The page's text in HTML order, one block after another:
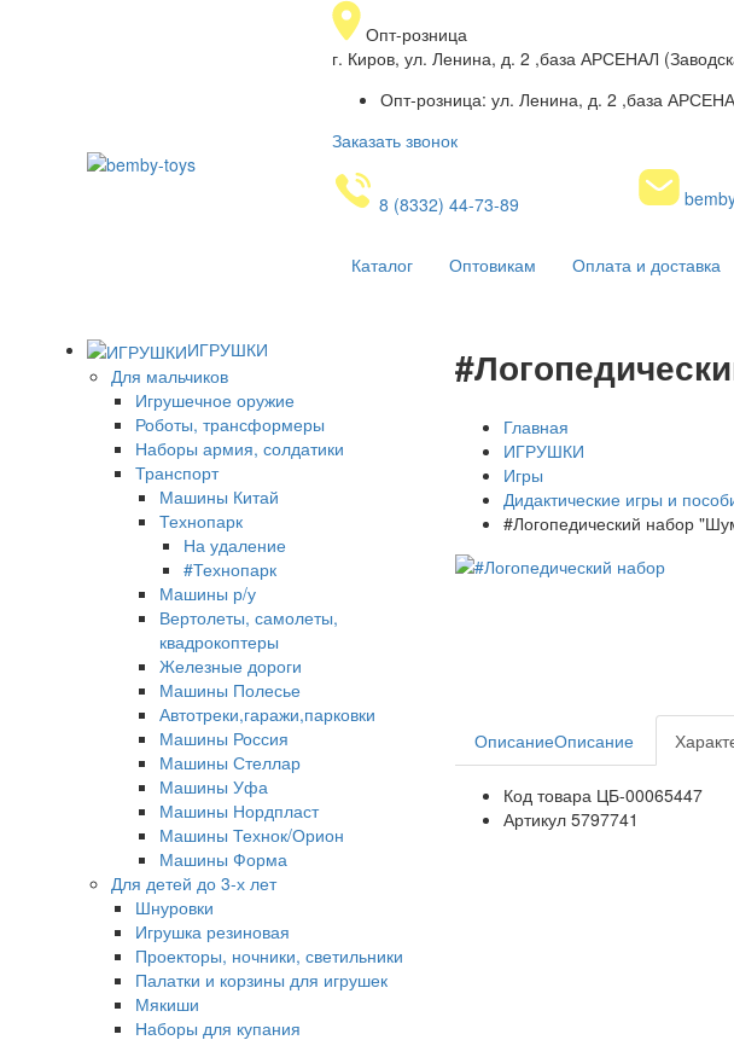
Опт-розница
г. Киров, ул. Ленина, д. 2 ,база АРСЕНАЛ
Опт-розница: ул. Ленина, д. 2 ,база
Заказать звонок
8 (8332) 44-73-89
Каталог Оптовикам Оплата и доставка
ИГРУШКИ
Для мальчиков
Игрушечное оружие
Роботы, трансформеры
Наборы армия, солдатики
Транспорт
Машины Китай
Технопарк
На удаление
#Технопарк
Машины р/у
Вертолеты, самолеты,
квадрокоптеры
Железные дороги
Машины Полесье
Автотреки,гаражи,парковки
Машины Россия
Машины Стеллар
Машины Уфа
Машины Нордпласт
Машины Технок/Орион
Машины Форма
Для детей до 3-х лет
Шнуровки
Игрушка резиновая
Проекторы, ночники, светильники
Палатки и корзины для игрушек
Мякиши
Наборы для купания
Главная
ИГРУШКИ
Игры
Дидактические игры и
#Логопедический набор
ОписаниеОписание
Код товара ЦБ-00065447
Артикул 5797741